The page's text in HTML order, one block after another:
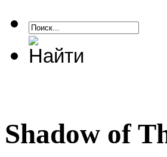
Shadow of